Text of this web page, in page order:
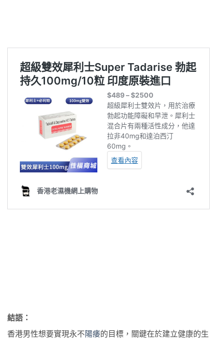
結語：
香港男性想要實現永不陽痿的目標，關鍵在於建立健康的生